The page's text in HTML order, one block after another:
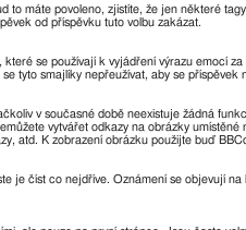
to máte povoleno, zjistíte, že jen některé
od příspěvku tuto volbu zakázat.
se používají k vyjádření výrazu emocí
tyto smajlíky nepřeužívat, aby se
v současné době neexistuje žádná
vytvářet odkazy na obrázky
atd. K zobrazení obrázku použijte buď
je číst co nejdříve. Oznámení se objevují